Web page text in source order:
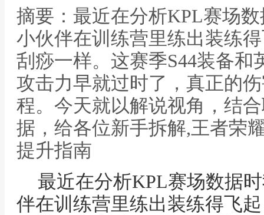
摘要：最近在分析KPL赛场
小伙伴在训练营里练出装练
刮痧一样。这赛季S44装备
攻击力早就过时了，真正的
程。今天就以解说视角，结
据，给各位新手拆解,王者荣
提升指南
最近在分析KPL赛场数据
伴在训练营里练出装练得飞